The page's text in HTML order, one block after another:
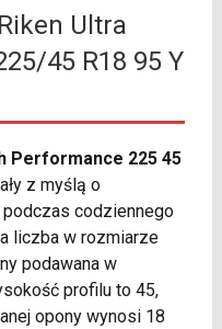
Ultra
45 R18 95 Y
Performance 225 45
z myślą o
codziennego
liczba w rozmiarze
podawana w
profilu to 45,
opony wynosi 18